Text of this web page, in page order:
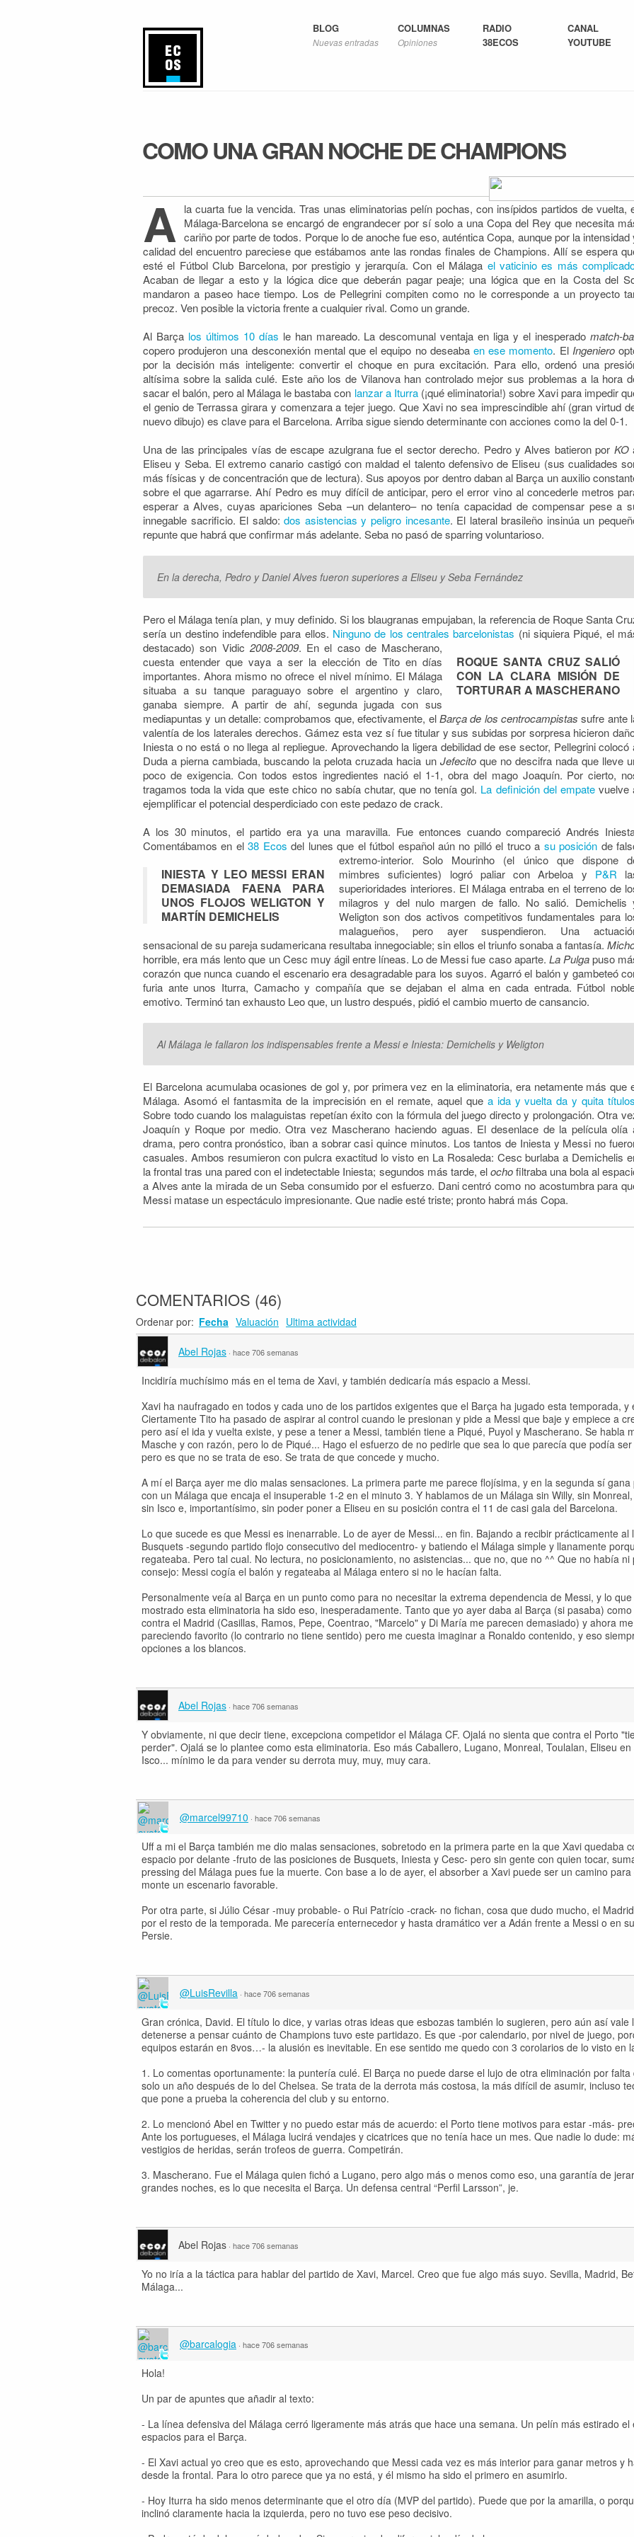
BLOG
Nuevas entradas
COLUMNAS
Opiniones
RADIO
38ECOS
CANAL
YOUTUBE
COMO UNA GRAN NOCHE DE CHAMPIONS
A la cuarta fue la vencida. Tras unas eliminatorias pelín pochas, con insípidos partidos de vuelta,
Málaga-Barcelona se encargó de engrandecer por sí solo a una Copa del Rey que necesita
cariño por parte de todos. Porque lo de anochefue eso, auténtica Copa, aunque por la intensidad
calidad del encuentro pareciese que estábamos ante las rondas finales de Champions. Allí se espera
esté el Fútbol Club Barcelona, por prestigio y jerarquía. Con el Málaga el vaticinio es más
Acaban de llegar a esto y la lógica dice que deberán pagar peaje; una lógica que en la Costa del
mandaron a paseo hace tiempo. Los de Pellegrini compiten como no le corresponde a un proyecto
precoz. Ven posible la victoria frente a cualquier rival. Como un grande.
Al Barça los últimos 10 días le han mareado. La descomunal ventaja en liga y el inesperadomatch-
copero produjeron una desconexión mental que el equipo no deseaba en ese momento. El Ingeniero
por la decisión más inteligente: convertir el choque en pura excitación. Para ello, ordenó una
altísima sobre la salida culé. Este año los de Vilanova han controlado mejor sus problemas a la hora
sacar el balón, pero al Málaga le bastaba con lanzar a Iturra(¡qué eliminatoria!) sobre Xavi para impedir
el genio de Terrassa girara y comenzara a tejer juego. Que Xavi no sea imprescindible ahí (gran virtud
nuevo dibujo) es clave para el Barcelona. Arriba sigue siendo determinante con acciones como la del 0-1.
Una de las principales vías de escape azulgrana fue el sector derecho. Pedro y Alves batieron por KO
Eliseu y Seba. El extremo canario castigó con maldad el talento defensivo de Eliseu (sus cualidades
más físicas y de concentración que de lectura). Sus apoyos por dentro daban al Barça un auxilio
sobre el que agarrarse. Ahí Pedro es muy difícil de anticipar, pero el error vino al concederle metros
esperar a Alves, cuyas apariciones Seba –un delantero– no tenía capacidad de compensar pese a
innegable sacrificio. El saldo:dos asistencias y peligro incesante. El lateral brasileño insinúa un
repunte que habrá que confirmar más adelante. Seba no pasó de sparring voluntarioso.
En la derecha, Pedro y Daniel Alves fueron superiores a Eliseu y Seba Fernández
Pero el Málaga tenía plan, y muy definido. Si los blaugranas empujaban, la referencia de Roque Santa
sería un destino indefendible para ellos. Ninguno de los centrales barcelonistas
ROQUE SANTA CRUZ SALIÓ
CON LA CLARA MISIÓN DE
TORTURAR A MASCHERANO
(ni siquiera Piqué, el
destacado) son Vidic 2008-2009. En el caso de Mascherano,
cuesta entender que vaya a ser la elección de Tito en días
importantes. Ahora mismo no ofrece el nivel mínimo. El Málaga
situaba a su tanque paraguayo sobre el argentino y claro,
ganaba siempre. A partir de ahí, segunda jugada con sus
mediapuntas y un detalle: comprobamos que, efectivamente, elBarça de los centrocampistas sufre ante
valentía de los laterales derechos. Gámez esta vez sí fue titular y sus subidas por sorpresa hicieron
Iniesta o no está o no llega al repliegue. Aprovechando la ligera debilidad de ese sector, Pellegrini colocó
Duda a pierna cambiada, buscando la pelota cruzada hacia un Jefecitoque no descifra nada que lleve
poco de exigencia. Con todos estos ingredientes nació el 1-1, obra del mago Joaquín. Por cierto,
tragamos toda la vida que este chico no sabía chutar, que no tenía gol. La definición del empatevuelve
ejemplificar el potencial desperdiciado con este pedazo de crack.
A los 30 minutos, el partido era ya una maravilla. Fue entonces cuando compareció Andrés
Comentábamos en el38 Ecos del lunes que el fútbol español aún no pilló el truco a su posición de
extremo-interior.
INIESTA Y LEO MESSI ERAN
DEMASIADA FAENA PARA
UNOS FLOJOS WELIGTON Y
MARTÍN DEMICHELIS
Solo Mourinho (el único que dispone
mimbres suficientes) logró paliar con Arbeloa y P&R
superioridades interiores. El Málaga entraba en el terreno de
milagros y del nulo margen de fallo. No salió. Demichelis
Weligton son dos activos competitivos fundamentales para
malagueños, pero ayer suspendieron. Una
sensacional de su pareja sudamericana resultaba innegociable; sin ellos el triunfo sonaba a fantasía.
horrible, era más lento que un Cesc muy ágil entre líneas. Lo de Messi fue caso aparte. La Pulgapuso
corazón que nunca cuando el escenario era desagradable para los suyos. Agarró el balón y gambeteó
furia ante unos Iturra, Camacho y compañía que se dejaban el alma en cada entrada. Fútbol
emotivo. Terminó tan exhausto Leo que, un lustro después, pidió el cambio muerto de cansancio.
Al Málaga le fallaron los indispensables frente a Messi e Iniesta: Demichelis y Weligton
El Barcelona acumulaba ocasiones de gol y, por primera vez en la eliminatoria, era netamente más que
Málaga. Asomó el fantasmita de la imprecisión en el remate, aquel que a ida y vuelta da y quita títulos
Sobre todo cuando los malaguistas repetían éxito con la fórmula del juego directo y prolongación. Otra
Joaquín y Roque por medio. Otra vez Mascherano haciendo aguas. El desenlace de la película olía
drama, pero contra pronóstico, iban a sobrar casi quince minutos. Los tantos de Iniesta y Messi no
casuales. Ambos resumieron con pulcra exactitud lo visto en La Rosaleda: Cesc burlaba a Demichelis
la frontal tras una pared con el indetectable Iniesta; segundos más tarde, elochofiltraba una bola al
a Alves ante la mirada de un Seba consumido por el esfuerzo. Dani centró como no acostumbra para
Messi matase un espectáculo impresionante. Que nadie esté triste; pronto habrá más Copa.
COMENTARIOS (46)
Ordenar por: Fecha Valuación Ultima actividad
Abel Rojas · hace 706 semanas
Incidiría muchísimo más en el tema de Xavi, y también dedicaría más espacio a Messi.
Xavi ha naufragado en todos y cada uno de los partidos exigentes que el Barça ha jugado esta temporada, y
Ciertamente Tito ha pasado de aspirar al control cuando le presionan y pide a Messi que baje y empiece a
pero así el ida y vuelta existe, y pese a tener a Messi, también tiene a Piqué, Puyol y Mascherano. Se habla
Masche y con razón, pero lo de Piqué... Hago el esfuerzo de no pedirle que sea lo que parecía que podía
pero es que no se trata de eso. Se trata de que concede y mucho.
A mí el Barça ayer me dio malas sensaciones. La primera parte me parece flojísima, y en la segunda sí gana
con un Málaga que encaja el insuperable 1-2 en el minuto 3. Y hablamos de un Málaga sin Willy, sin
sin Isco e, importantísimo, sin poder poner a Eliseu en su posición contra el 11 de casi gala del Barcelona.
Lo que sucede es que Messi es inenarrable. Lo de ayer de Messi... en fin. Bajando a recibir prácticamente al
Busquets -segundo partido flojo consecutivo del mediocentro- y batiendo el Málaga simple y llanamente
regateaba. Pero tal cual. No lectura, no posicionamiento, no asistencias... que no, que no ^^ Que no había ni
consejo: Messi cogía el balón y regateaba al Málaga entero si no le hacían falta.
Personalmente veía al Barça en un punto como para no necesitar la extrema dependencia de Messi, y lo
mostrado esta eliminatoria ha sido eso, inesperadamente. Tanto que yo ayer daba al Barça (si pasaba)
contra el Madrid (Casillas, Ramos, Pepe, Coentrao, "Marcelo" y Di María me parecen demasiado) y ahora
pareciendo favorito (lo contrario no tiene sentido) pero me cuesta imaginar a Ronaldo contenido, y eso
opciones a los blancos.
Abel Rojas · hace 706 semanas
Y obviamente, ni que decir tiene, excepciona competidor el Málaga CF. Ojalá no sienta que contra el Porto
perder". Ojalá se lo plantee como esta eliminatoria. Eso más Caballero, Lugano, Monreal, Toulalan, Eliseu
Isco... mínimo le da para vender su derrota muy, muy, muy cara.
@marcel99710 · hace 706 semanas
Uff a mi el Barça también me dio malas sensaciones, sobretodo en la primera parte en la que Xavi quedaba
espacio por delante -fruto de las posiciones de Busquets, Iniesta y Cesc- pero sin gente con quien tocar,
pressing del Málaga pues fue la muerte. Con base a lo de ayer, el absorber a Xavi puede ser un camino para
monte un escenario favorable.
Por otra parte, si Júlio César -muy probable- o Rui Patrício -crack- no fichan, cosa que dudo mucho, el
por el resto de la temporada. Me parecería enternecedor y hasta dramático ver a Adán frente a Messi o en
Persie.
@LuisRevilla · hace 706 semanas
Gran crónica, David. El título lo dice, y varias otras ideas que esbozas también lo sugieren, pero aún así vale
detenerse a pensar cuánto de Champions tuvo este partidazo. Es que -por calendario, por nivel de juego,
equipos estarán en 8vos…- la alusión es inevitable. En ese sentido me quedo con 3 corolarios de lo visto en
1. Lo comentas oportunamente: la puntería culé. El Barça no puede darse el lujo de otra eliminación por falta
solo un año después de lo del Chelsea. Se trata de la derrota más costosa, la más difícil de asumir, incluso
que pone a prueba la coherencia del club y su entorno.
2. Lo mencionó Abel en Twitter y no puedo estar más de acuerdo: el Porto tiene motivos para estar -más-
Ante los portugueses, el Málaga lucirá vendajes y cicatrices que no tenía hace un mes. Que nadie lo dude:
vestigios de heridas, serán trofeos de guerra. Competirán.
3. Mascherano. Fue el Málaga quien fichó a Lugano, pero algo más o menos como eso, una garantía de
grandes noches, es lo que necesita el Barça. Un defensa central “Perfil Larsson”, je.
Abel Rojas · hace 706 semanas
Yo no iría a la táctica para hablar del partido de Xavi, Marcel. Creo que fue algo más suyo. Sevilla, Madrid,
Málaga...
@barcalogia · hace 706 semanas
Hola!
Un par de apuntes que añadir al texto:
- La línea defensiva del Málaga cerró ligeramente más atrás que hace una semana. Un pelín más estirado el
espacios para el Barça.
- El Xavi actual yo creo que es esto, aprovechando que Messi cada vez es más interior para ganar metros y
desde la frontal. Para lo otro parece que ya no está, y él mismo ha sido el primero en asumirlo.
- Hoy Iturra ha sido menos determinante que el otro día (MVP del partido). Puede que por la amarilla, o
inclinó claramente hacia la izquierda, pero no tuvo ese peso decisivo.